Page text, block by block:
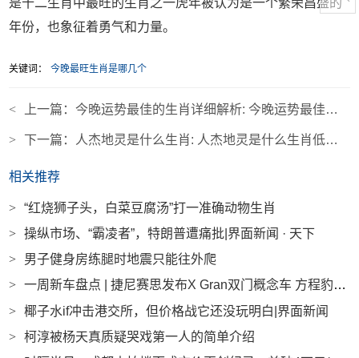
是十二生肖中最旺的生肖之一虎年被认为是一个繁荣昌盛的
年份，也象征着勇气和力量。
关键词： 今晚最旺生肖是哪几个
< 上一篇：今晚运势最佳的生肖详细解析: 今晚运势最佳的生肖详细解析是什么
> 下一篇： 人杰地灵是什么生肖: 人杰地灵是什么生肖低三下四
相关推荐
>
“红烧狮子头，白菜豆腐汤”打一准确动物生肖
>
操纵市场、“霸凌者”，特朗普遭痛批|界面新闻 · 天下
>
男子健身房练腿时地震只能往外爬
>
一周新车盘点 | 捷尼赛思发布X Gran双门概念车 方程豹钛3主打智驾及无人机融合|界面新闻 · 汽车
>
椰子水if冲击港交所，但价格战它还没玩明白|界面新闻
>
柯淳被杨天真质疑哭戏第一人的简单介绍